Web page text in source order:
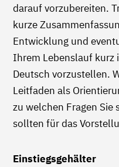
darauf vorzubereiten.
kurze
Entwicklung und
Ihrem Lebenslauf kurz
Deutsch vorzustellen.
Leitfaden als
zu welchen Fragen Sie
sollten für das
Einstiegsgehälter